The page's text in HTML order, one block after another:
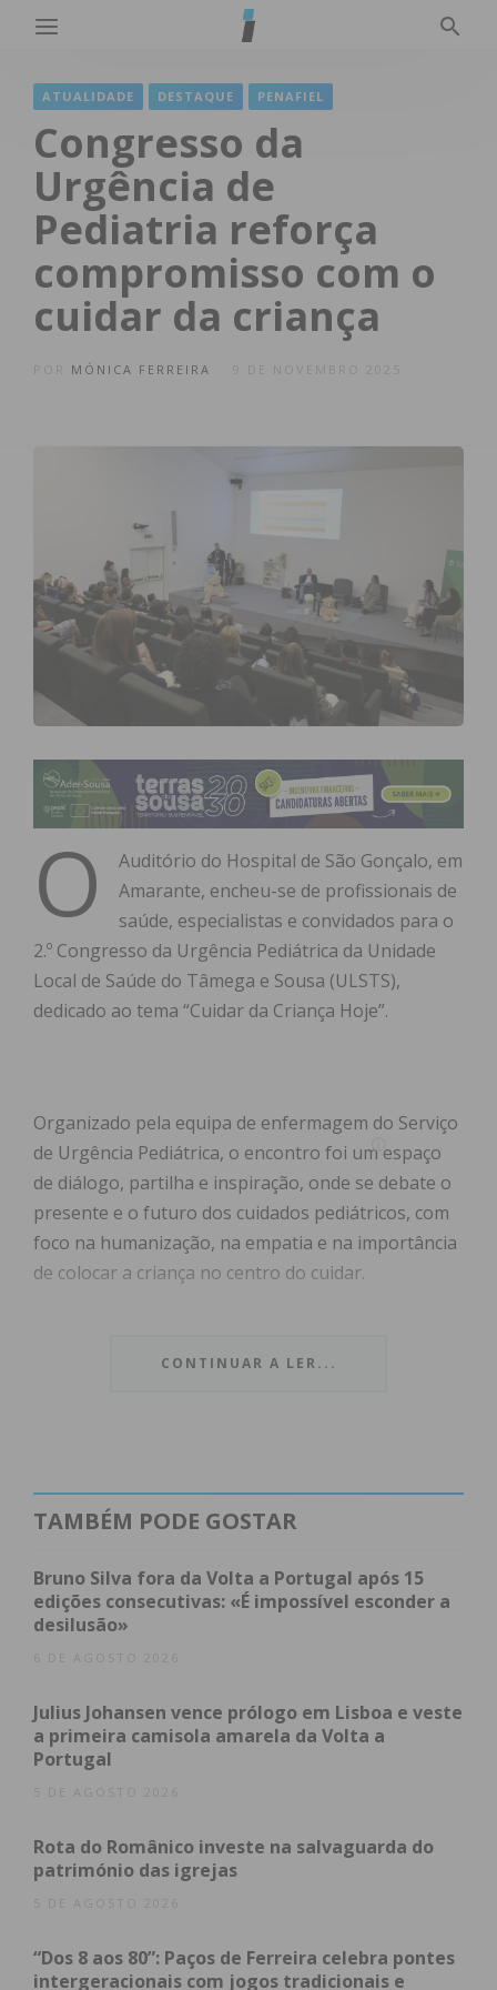
ATUALIDADE DESTAQUE PENAFIEL
Congresso da
Urgência de
Pediatria reforça
compromisso com o
cuidar da criança
MÓNICA FERREIRA
O
Auditório do Hospital de São Gonçalo, em
Amarante, encheu-se de profissionais de
saúde, especialistas e convidados para o
2.º Congresso da Urgência Pediátrica da Unidade
Local de Saúde do Tâmega e Sousa (ULSTS),
dedicado ao tema “Cuidar da Criança Hoje”.
Organizado pela equipa de enfermagem do Serviço
de Urgência Pediátrica, o encontro foi um espaço
de diálogo, partilha e inspiração, onde se debate o
presente e o futuro dos cuidados pediátricos, com
foco na humanização, na empatia e na importância
de colocar a criança no centro do cuidar.
responsável do Serviço de Urgência Pediátrica (em
acrescentando que “este é um espaço de diálogo,
enfermagem humanizada se faz sentir em cada
gesto”.
Para Edite Tomás, diretora do Serviço de Pediatria,
instituição, por onde entram pessoas em grande
vulnerabilidade e ansiedade, sobretudo quando se
trata de uma criança. Nenhum pai consegue tolerar
familiares e os desafios sociais mudaram” e que
“trabalhar na urgência exige muito mais do que
conhecimento técnico: é preciso escuta ativa e
crianças e jovens”.
CONTINUAR A LER...
TAMBÉM PODE GOSTAR
Bruno Silva fora da Volta a Portugal após 15
edições consecutivas: «É impossível esconder a
desilusão»
6 DE AGOSTO 2026
Julius Johansen vence prólogo em Lisboa e veste
a primeira camisola amarela da Volta a
Portugal
5 DE AGOSTO 2026
Rota do Românico investe na salvaguarda do
património das igrejas
5 DE AGOSTO 2026
“Dos 8 aos 80”: Paços de Ferreira celebra pontes
intergeracionais com jogos tradicionais e